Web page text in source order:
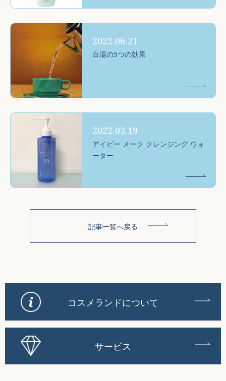
2022.06.21
白湯の5つの効果
2022.03.19
アイビー メーク クレンジング ウォ
ーター
記事一覧へ戻る
コスメランドについて
サービス